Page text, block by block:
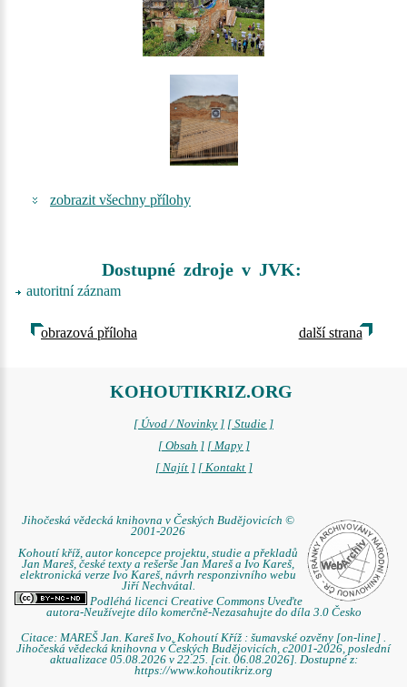
zobrazit všechny přílohy
Dostupné zdroje v JVK:
autoritní záznam
obrazová příloha další strana
KOHOUTIKRIZ.ORG
[ Úvod / Novinky ] [ Studie ]
[ Obsah ] [ Mapy ]
[ Najít ] [ Kontakt ]
Jihočeská vědecká knihovna v Českých Budějovicích ©
2001-2026
Kohoutí kříž, autor koncepce projektu, studie a překladů
Jan Mareš, české texty a rešerše Jan Mareš a Ivo Kareš,
elektronická verze Ivo Kareš, návrh responzivního webu
Jiří Nechvátal.
Podléhá licenci Creative Commons Uveďte
autora-Neužívejte dílo komerčně-Nezasahujte do díla 3.0 Česko
Citace: MAREŠ Jan. Kareš Ivo. Kohoutí Kříž : šumavské ozvěny [on-line] .
Jihočeská vědecká knihovna v Českých Budějovicích, c2001-2026, poslední
aktualizace 05.08.2026 v 22.25. [cit. 06.08.2026]. Dostupné z:
https://www.kohoutikriz.org